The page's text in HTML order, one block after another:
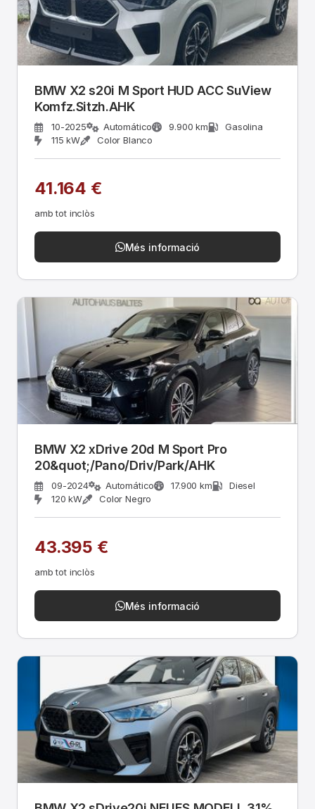
BMW X2 s20i M Sport HUD ACC SuView
Komfz.Sitzh.AHK
10-2025 Automático 9.900 km
Gasolina
115 kW
Color Blanco
41.164 €
amb tot inclòs
Més informació
BMW X2 xDrive 20d M Sport Pro
20&quot;/Pano/Driv/Park/AHK
09-2024 Automático 17.900 km
Diesel
120 kW
Color Negro
43.395 €
amb tot inclòs
Més informació